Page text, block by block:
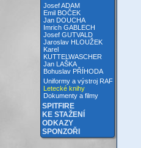
Josef ADAM
Emil BOČEK
Jan DOUCHA
Imrich GABLECH
Josef GUTVALD
Jaroslav HLOUŽEK
Karel
KUTTELWASCHER
Jan LAŠKA
Bohuslav PŘÍHODA
Uniformy a výstroj RAF
Letecké knihy
Dokumenty a filmy
SPITFIRE
KE STAŽENÍ
ODKAZY
SPONZOŘI